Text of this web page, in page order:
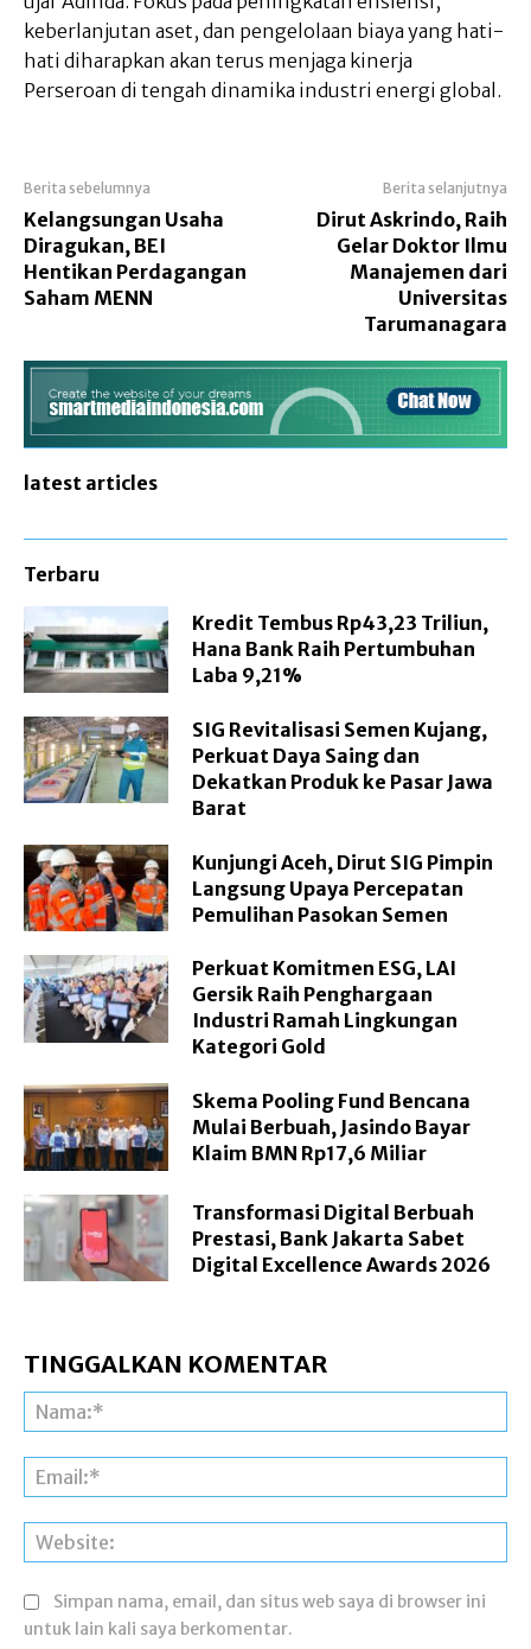
keberlanjutan aset, dan pengelolaan biaya yang hati-
hati diharapkan akan terus menjaga kinerja
Perseroan di tengah dinamika industri energi global.
Berita sebelumnya
Kelangsungan Usaha
Diragukan, BEI
Hentikan Perdagangan
Saham MENN
Berita selanjutnya
Dirut Askrindo, Raih
Gelar Doktor Ilmu
Manajemen dari
Universitas
Tarumanagara
latest articles
Terbaru
Kredit Tembus Rp43,23 Triliun,
Hana Bank Raih Pertumbuhan
Laba 9,21%
SIG Revitalisasi Semen Kujang,
Perkuat Daya Saing dan
Dekatkan Produk ke Pasar Jawa
Barat
Kunjungi Aceh, Dirut SIG Pimpin
Langsung Upaya Percepatan
Pemulihan Pasokan Semen
Perkuat Komitmen ESG, LAI
Gersik Raih Penghargaan
Industri Ramah Lingkungan
Kategori Gold
Skema Pooling Fund Bencana
Mulai Berbuah, Jasindo Bayar
Klaim BMN Rp17,6 Miliar
Transformasi Digital Berbuah
Prestasi, Bank Jakarta Sabet
Digital Excellence Awards 2026
TINGGALKAN KOMENTAR
Simpan nama, email, dan situs web saya di browser ini
untuk lain kali saya berkomentar.